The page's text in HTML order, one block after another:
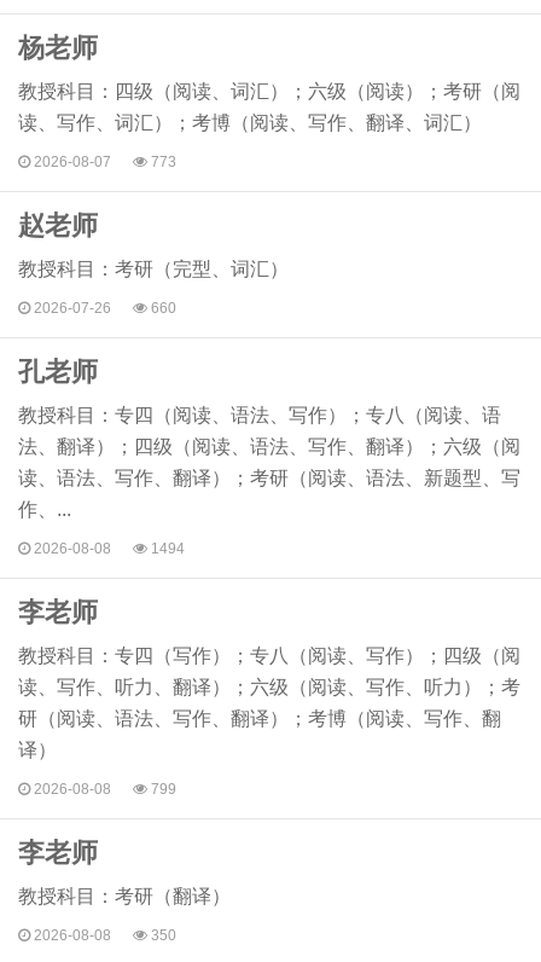
杨老师
教授科目：四级（阅读、词汇）；六级（阅读）；考研（阅
读、写作、词汇）；考博（阅读、写作、翻译、词汇）
2026-08-07 773
赵老师
教授科目：考研（完型、词汇）
2026-07-26 660
孔老师
教授科目：专四（阅读、语法、写作）；专八（阅读、语
法、翻译）；四级（阅读、语法、写作、翻译）；六级（阅
读、语法、写作、翻译）；考研（阅读、语法、新题型、写
作、...
2026-08-08 1494
李老师
教授科目：专四（写作）；专八（阅读、写作）；四级（阅
读、写作、听力、翻译）；六级（阅读、写作、听力）；考
研（阅读、语法、写作、翻译）；考博（阅读、写作、翻
译）
2026-08-08 799
李老师
教授科目：考研（翻译）
2026-08-08 350